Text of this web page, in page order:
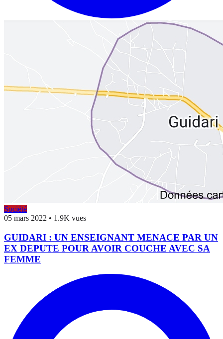
Société
05 mars 2022 • 1.9K vues
GUIDARI : UN ENSEIGNANT MENACE PAR UN
EX DEPUTE POUR AVOIR COUCHE AVEC SA
FEMME